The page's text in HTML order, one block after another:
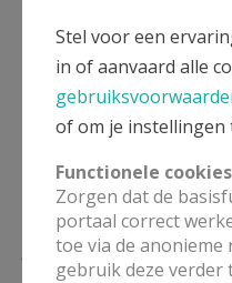
Deel dit artikel
Lees meer
Stel voor een
in of aanvaard alle
of om je instellingen
Functionele cookies
Zorgen dat de
portaal correct
toe via de anonieme
gebruik deze verder